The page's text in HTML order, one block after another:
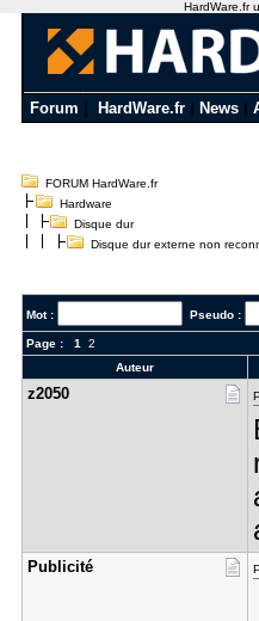
Forum HardWare.fr News
FORUM HardWare.fr
Hardware
Disque dur
Disque dur externe non
Mot : Pseudo :
Page : 1
2
Auteur
z2050
Publicité
HardWare.fr